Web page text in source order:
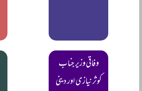
وفاقی وزیر جناب
کوثر نیازی اور دینی